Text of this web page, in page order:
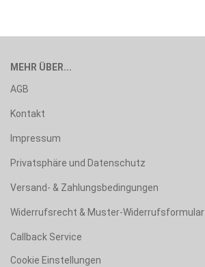
MEHR ÜBER...
AGB
Kontakt
Impressum
Privatsphäre und Datenschutz
Versand- & Zahlungsbedingungen
Widerrufsrecht & Muster-Widerrufsformular
Callback Service
Cookie Einstellungen